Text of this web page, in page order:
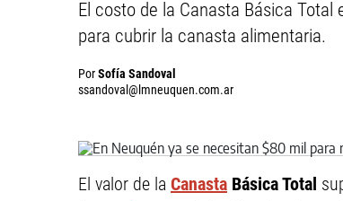
El costo de la Canasta Básica
para cubrir la canasta alimentaria.
PorSofía Sandoval
ssandoval@lmneuquen.com.ar
El valor de la Canasta Básica Total